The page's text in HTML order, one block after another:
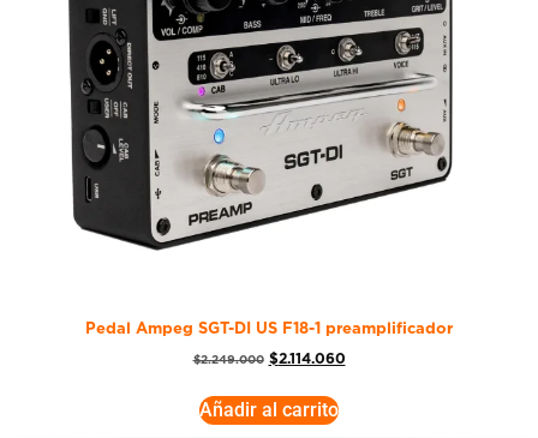
Pedal Ampeg SGT-DI US F18-1 preamplificador
$2.249.000 $2.114.060
Añadir al carrito